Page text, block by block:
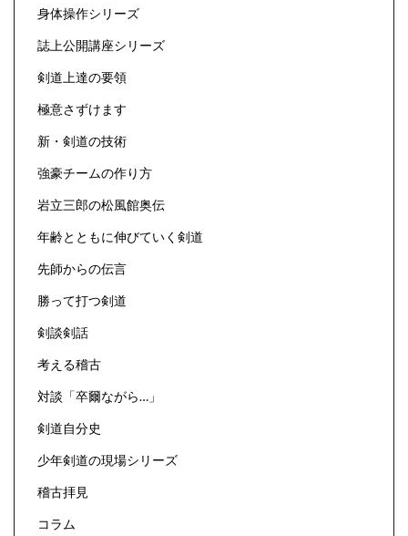
身体操作シリーズ
誌上公開講座シリーズ
剣道上達の要領
極意さずけます
新・剣道の技術
強豪チームの作り方
岩立三郎の松風館奥伝
年齢とともに伸びていく剣道
先師からの伝言
勝って打つ剣道
剣談剣話
考える稽古
対談「卒爾ながら…」
剣道自分史
少年剣道の現場シリーズ
稽古拝見
コラム